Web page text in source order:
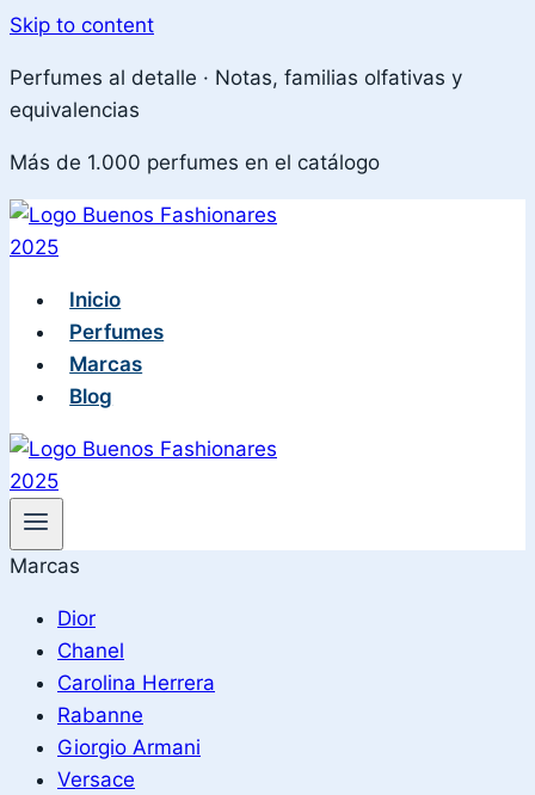
Skip to content
Perfumes al detalle · Notas, familias olfativas y
equivalencias
Más de 1.000 perfumes en el catálogo
Inicio
Perfumes
Marcas
Blog
Marcas
Dior
Chanel
Carolina Herrera
Rabanne
Giorgio Armani
Versace